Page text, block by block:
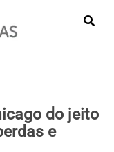
do jeito
e